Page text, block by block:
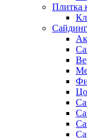
Плитка
Сайдинг